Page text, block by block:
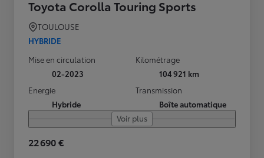
Toyota Corolla Touring Sports
TOULOUSE
HYBRIDE
Mise en circulation
02-2023
Kilométrage
104 921 km
Energie
Hybride
Transmission
Boîte automatique
Voir plus
22 690 €